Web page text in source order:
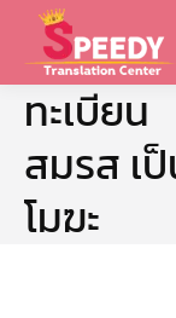
ทะเบียน
สมรส เ
โมฆะ